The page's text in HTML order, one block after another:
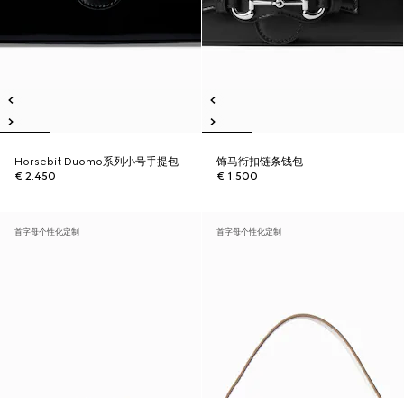
Horsebit Duomo系列小号手提包
€ 2.450
饰马衔扣链条钱包
€ 1.500
首字母个性化定制 首字母个性化定制